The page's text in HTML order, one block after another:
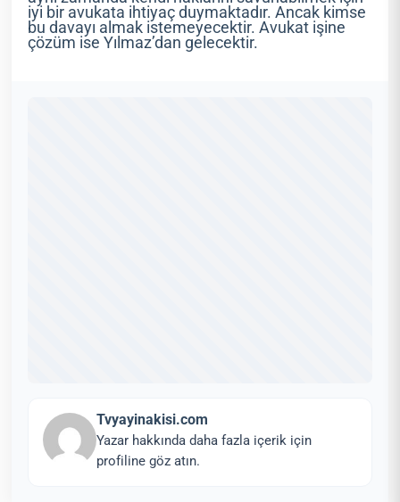
iyi bir avukata ihtiyaç duymaktadır. Ancak kimse
bu davayı almak istemeyecektir. Avukat işine
çözüm ise Yılmaz’dan gelecektir.
Tvyayinakisi.com
Yazar hakkında daha fazla içerik için
profiline göz atın.